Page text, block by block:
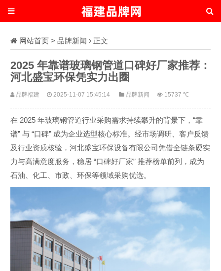
网站首页 > 品牌新闻 正文
2025 年靠谱玻璃钢管道口碑好厂家推荐：
河北盛宝环保凭实力出圈
品牌福建 2025-11-07 15:45:14 品牌新闻 15737 ℃
在 2025 年玻璃钢管道行业采购需求持续攀升的背景下， “靠
谱” 与 “口碑” 成为企业选型核心标准。经市场调研、客户反馈
及行业资质核验，河北盛宝环保设备有限公司凭借全链条硬实
力与高满意度服务，稳居 “口碑好厂家” 推荐榜单前列，成为
石油、化工、市政、环保等领域采购优选。